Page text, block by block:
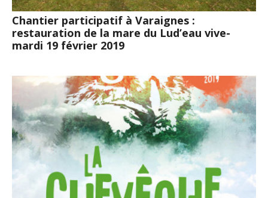
Chantier participatif à Varaignes :
restauration de la mare du Lud’eau vive-
mardi 19 février 2019